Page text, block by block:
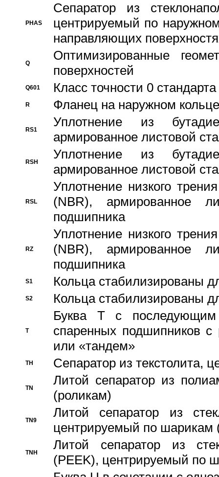
PHAS
Сепаратор из
центрируемый по
направляющих
Q
Оптимизированные
поверхностей
Q601 Класс точности 0
R Фланец на наружном кольце
RS1
Уплотнение из
армированное листовой
RSH
Уплотнение из
армированное листовой
RSL
Уплотнение низкого
(NBR), армированное
подшипника
RZ
Уплотнение низкого
(NBR), армированное
подшипника
S1 Кольца стабилизированы
S2 Кольца стабилизированы
T
Буква T с
спаренных подшипников
или «тандем»
TH Сепаратор из текстолита,
TN
Литой сепаратор из
(роликам)
TN9
Литой сепаратор из
центрируемый по шарикам
TNH
Литой сепаратор из
(PEEK), центрируемый по